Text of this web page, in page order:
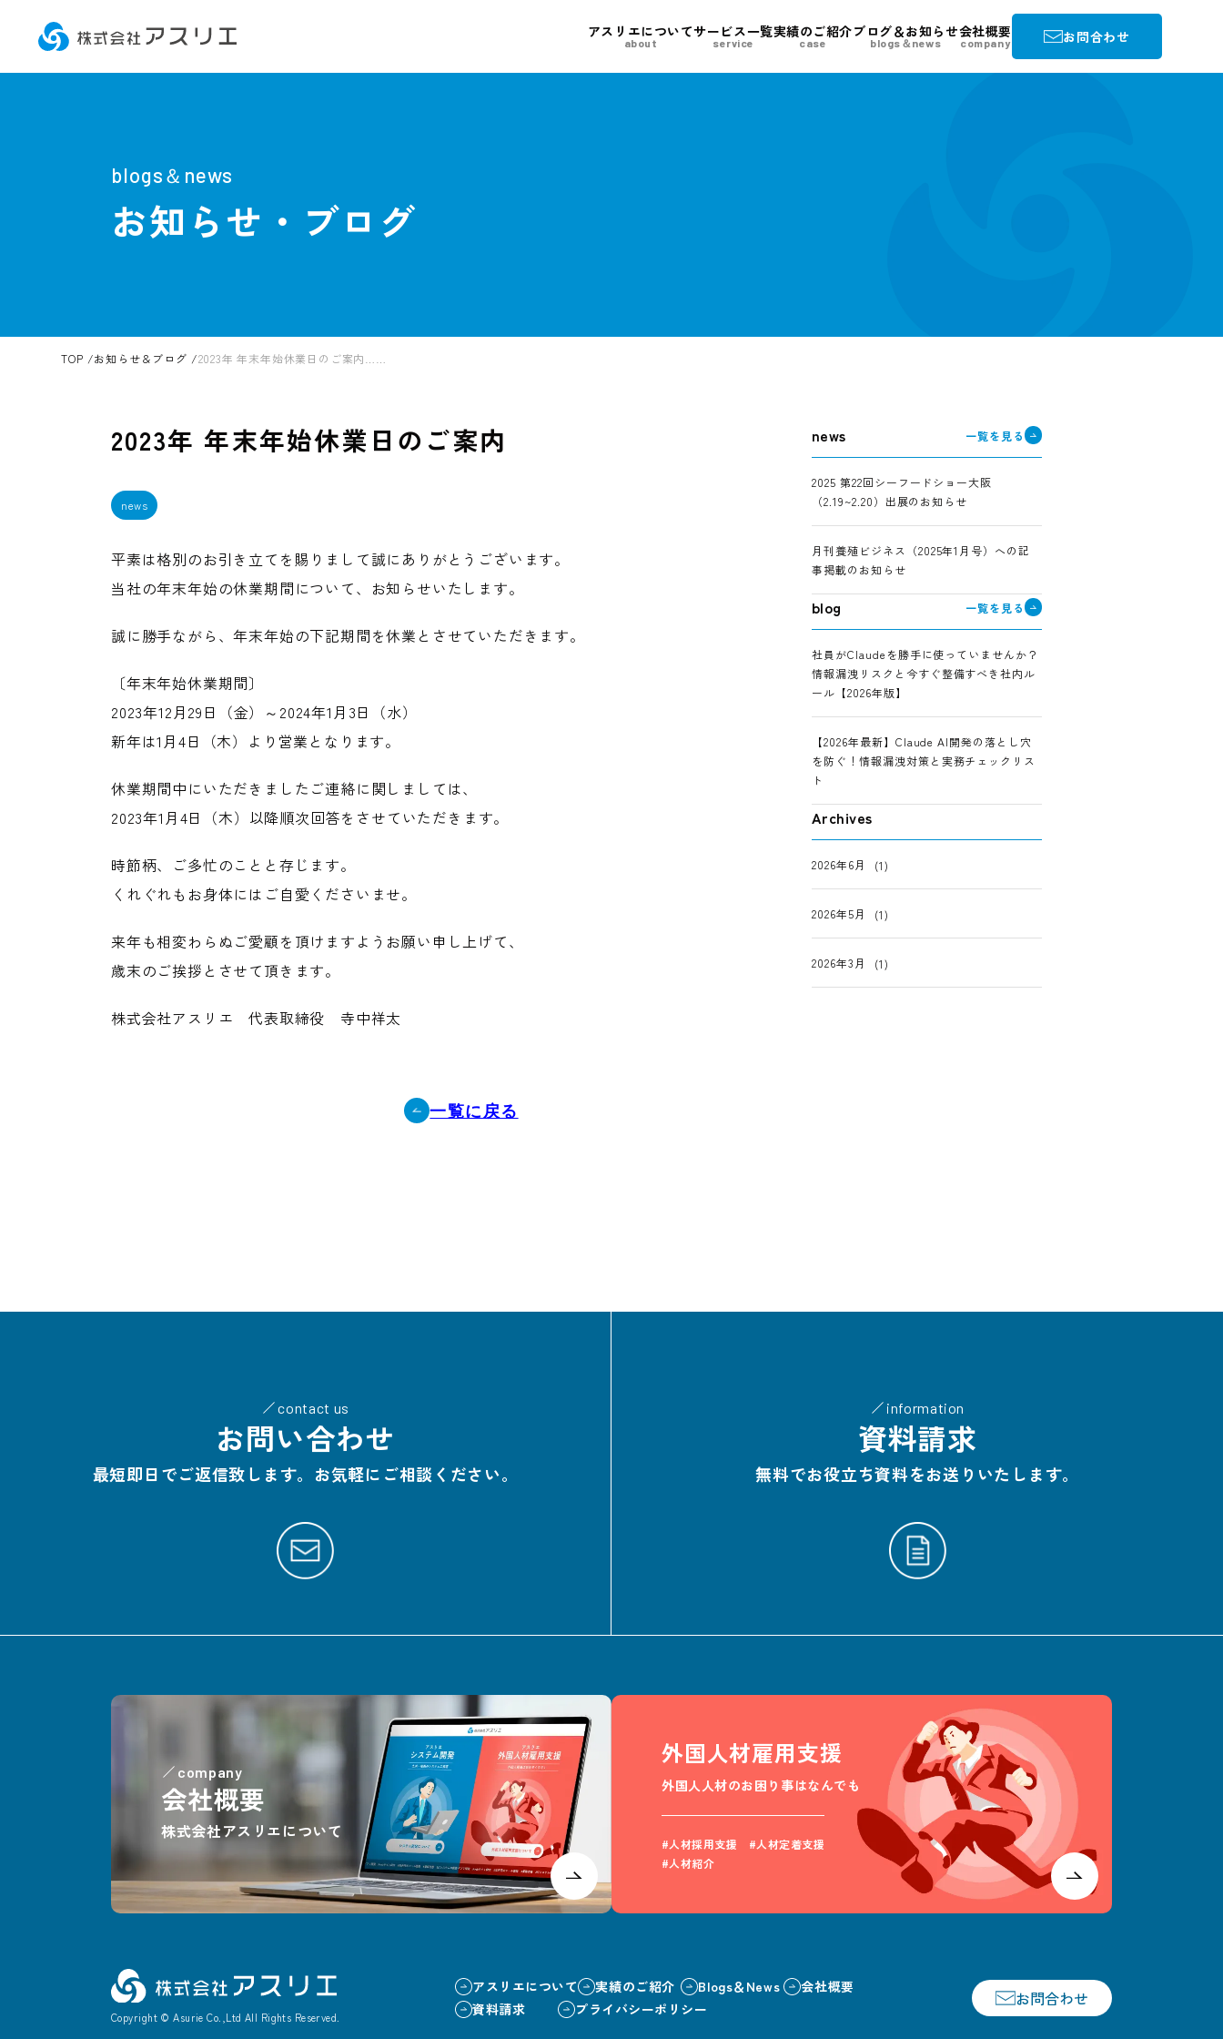
アスリエについて
about
サービス一覧
service
実績のご紹介
case
ブログ＆お知らせ
blogs＆news
会社概要
company お問合わせ
blogs＆news
お知らせ・ブログ
TOP お知らせ＆ブログ 2023年 年末年始休業日のご案内……
2023年 年末年始休業日のご案内
news
平素は格別のお引き立てを賜りまして誠にありがとうございます。
当社の年末年始の休業期間について、お知らせいたします。
誠に勝手ながら、年末年始の下記期間を休業とさせていただきます。
〔年末年始休業期間〕
2023年12月29日（金）～2024年1月3日（水）
新年は1月4日（木）より営業となります。
休業期間中にいただきましたご連絡に関しましては、
2023年1月4日（木）以降順次回答をさせていただきます。
時節柄、ご多忙のことと存じます。
くれぐれもお身体にはご自愛くださいませ。
来年も相変わらぬご愛顧を頂けますようお願い申し上げて、
歳末のご挨拶とさせて頂きます。
株式会社アスリエ 代表取締役 寺中祥太
一覧に戻る
news 一覧を見る
2025 第22回シーフードショー大阪
（2.19~2.20）出展のお知らせ
月刊養殖ビジネス（2025年1月号）への記
事掲載のお知らせ
blog 一覧を見る
社員がClaudeを勝手に使っていませんか？
情報漏洩リスクと今すぐ整備すべき社内ル
ール【2026年版】
【2026年最新】Claude AI開発の落とし穴
を防ぐ！情報漏洩対策と実務チェックリス
ト
Archives
2026年6月 (1)
2026年5月 (1)
2026年3月 (1)
contact us
お問い合わせ
最短即日でご返信致します。お気軽にご相談ください。
information
資料請求
無料でお役立ち資料をお送りいたします。
company
会社概要
株式会社アスリエについて
外国人材雇用支援
外国人人材のお困り事はなんでも
#人材採用支援 #人材定着支援
#人材紹介
Copyright © Asurie Co.,Ltd All Rights Reserved.
アスリエについて 実績のご紹介 Blogs＆News
会社概要
資料請求
プライバシーポリシー お問合わせ